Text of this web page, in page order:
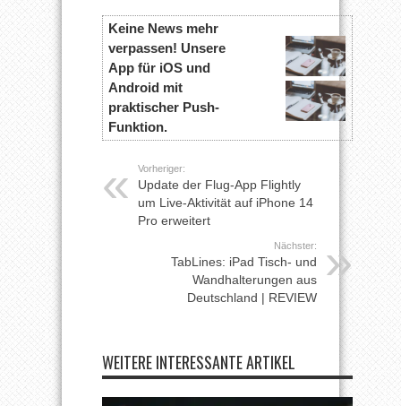
Keine News mehr
verpassen! Unsere
App für iOS und
Android mit
praktischer Push-
Funktion.
Vorheriger:
Update der Flug-App Flightly
um Live-Aktivität auf iPhone 14
Pro erweitert
Nächster:
TabLines: iPad Tisch- und
Wandhalterungen aus
Deutschland | REVIEW
WEITERE INTERESSANTE ARTIKEL